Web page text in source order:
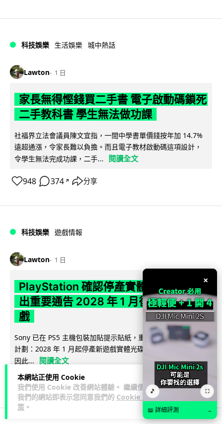
本網站正使用 Cookie
我們使用 Cookie 改善網站體驗。 繼續使用
我們的網站即表示您同意我們的 Cookie 政
策 。
科技娛樂 生活娛樂 城中熱話
Lawton 1 日
家長無得慳錢買二手書 電子啟動碼鎖死
二手教科書 學生無法做功課
社福界立法會議員陳文宜指，一間中學書單價錢按年加 14.7%
遠超通漲，令家長難以負擔。而且電子教材啟動碼這項設計，
令學生無法完成功課，二手...
閱讀全文
948 374 ↗ 分享
科技娛樂 遊戲情報
Lawton 1 日
PlayStation 確認停產實體光碟 包裝印
出重要通告 2028 年 1 月後不出光碟遊
戲
Sony 已在 PS5 主機包裝加貼提示貼紙，重申官方 7 月已公布
計劃：2028 年 1 月起停產新遊戲實體光碟。分析師預期 PS6
因此...
閱讀全文
172 76 ↗ 分享
×
🎵 ⛶
📖 詳細評測 →